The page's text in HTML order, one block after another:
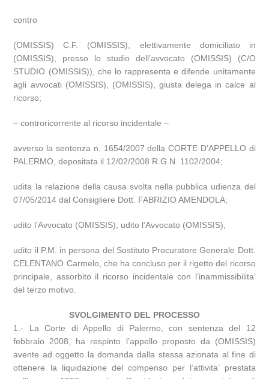
contro
(OMISSIS) C.F. (OMISSIS), elettivamente domiciliato in
(OMISSIS), presso lo studio dell’avvocato (OMISSIS) (C/O
STUDIO (OMISSIS)), che lo rappresenta e difende unitamente
agli avvocati (OMISSIS), (OMISSIS), giusta delega in calce al
ricorso;
– controricorrente al ricorso incidentale –
avverso la sentenza n. 1654/2007 della CORTE D’APPELLO di
PALERMO, depositata il 12/02/2008 R.G.N. 1102/2004;
udita la relazione della causa svolta nella pubblica udienza del
07/05/2014 dal Consigliere Dott. FABRIZIO AMENDOLA;
udito l’Avvocato (OMISSIS); udito l’Avvocato (OMISSIS);
udito il P.M. in persona del Sostituto Procuratore Generale Dott.
CELENTANO Carmelo, che ha concluso per il rigetto del ricorso
principale, assorbito il ricorso incidentale con l’inammissibilita’
del terzo motivo.
SVOLGIMENTO DEL PROCESSO
1.- La Corte di Appello di Palermo, con sentenza del 12
febbraio 2008, ha respinto l’appello proposto da (OMISSIS)
avente ad oggetto la domanda dalla stessa azionata al fine di
ottenere la liquidazione del compenso per l’attivita’ prestata